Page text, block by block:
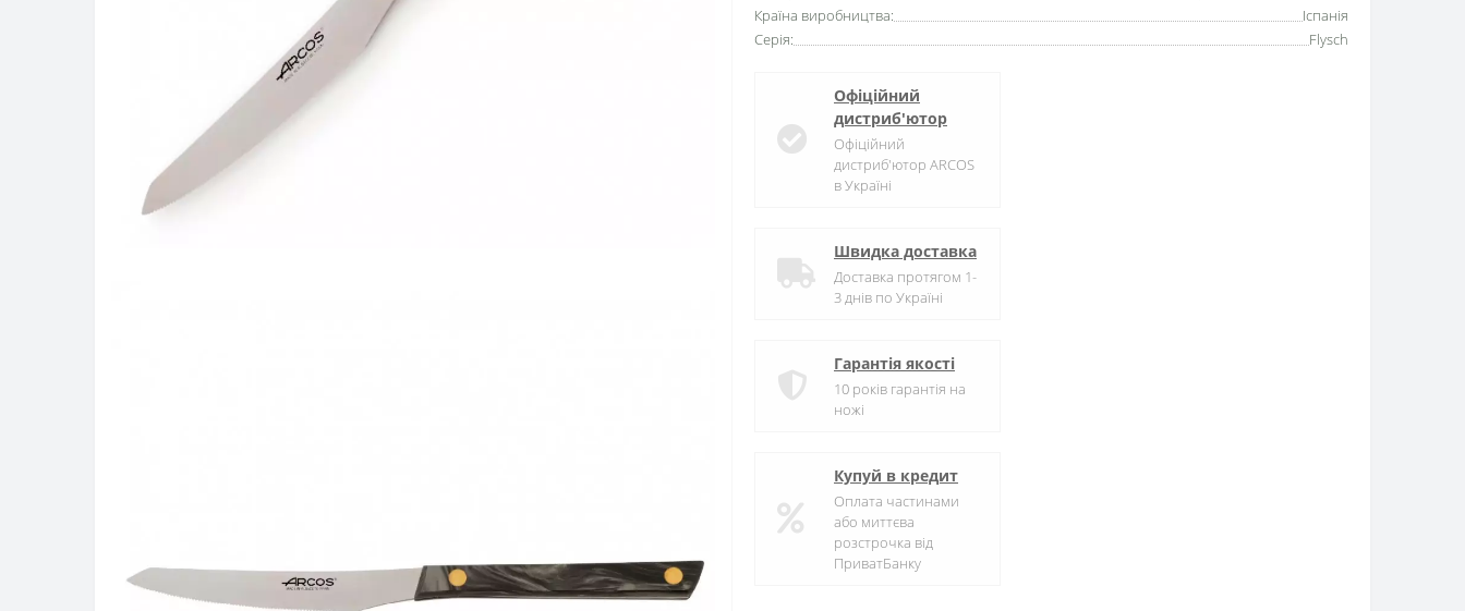
Країна виробництва:
Іспанія
Серія:
Flysch
Офіційний
дистриб'ютор
Офіційний
дистриб'ютор ARCOS
в Україні
Швидка доставка
Доставка протягом 1-
3 днів по Україні
Гарантія якості
10 років гарантія на
ножі
Купуй в кредит
Оплата частинами
або миттєва
розстрочка від
ПриватБанку